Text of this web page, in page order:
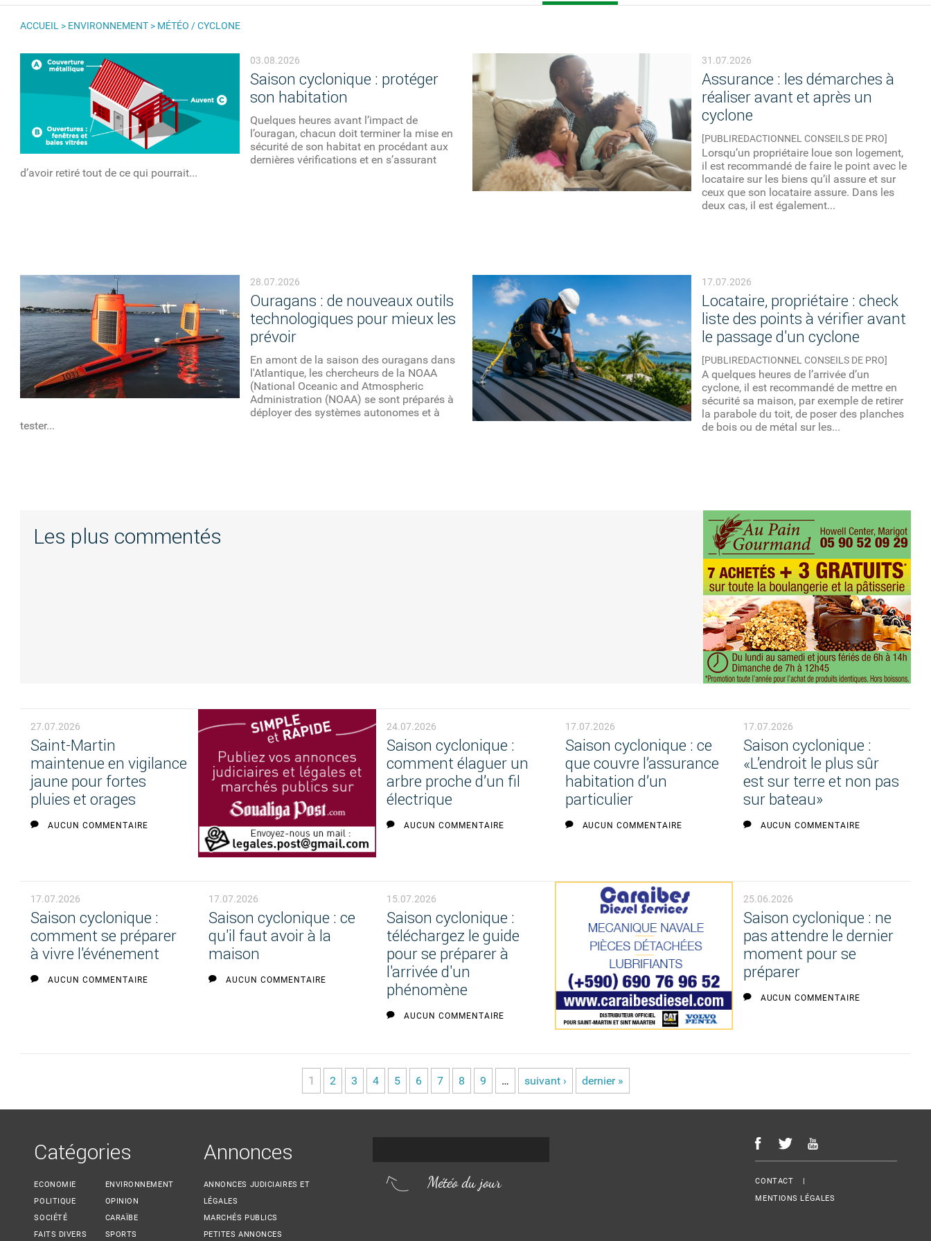
ACCUEIL > ENVIRONNEMENT > MÉTÉO / CYCLONE
03.08.2026
Saison cyclonique : protéger
son habitation
Quelques heures avant l’impact de
l’ouragan, chacun doit terminer la mise en
sécurité de son habitat en procédant aux
dernières vérifications et en s’assurant
d’avoir retiré tout de ce qui pourrait...
31.07.2026
Assurance : les démarches à
réaliser avant et après un
cyclone
[PUBLIREDACTIONNEL CONSEILS DE PRO]
Lorsqu’un propriétaire loue son logement,
il est recommandé de faire le point avec le
locataire sur les biens qu’il assure et sur
ceux que son locataire assure. Dans les
deux cas, il est également...
28.07.2026
Ouragans : de nouveaux outils
technologiques pour mieux les
prévoir
En amont de la saison des ouragans dans
l'Atlantique, les chercheurs de la NOAA
(National Oceanic and Atmospheric
Administration (NOAA) se sont préparés à
déployer des systèmes autonomes et à
tester...
17.07.2026
Locataire, propriétaire : check
liste des points à vérifier avant
le passage d'un cyclone
[PUBLIREDACTIONNEL CONSEILS DE PRO]
A quelques heures de l’arrivée d’un
cyclone, il est recommandé de mettre en
sécurité sa maison, par exemple de retirer
la parabole du toit, de poser des planches
de bois ou de métal sur les...
Les plus commentés
27.07.2026
Saint-Martin
maintenue en vigilance
jaune pour fortes
pluies et orages
AUCUN COMMENTAIRE
24.07.2026
Saison cyclonique :
comment élaguer un
arbre proche d’un fil
électrique
AUCUN COMMENTAIRE
17.07.2026
Saison cyclonique : ce
que couvre l’assurance
habitation d’un
particulier
AUCUN COMMENTAIRE
17.07.2026
Saison cyclonique :
«L’endroit le plus sûr
est sur terre et non pas
sur bateau»
AUCUN COMMENTAIRE
17.07.2026
Saison cyclonique :
comment se préparer
à vivre l'événement
AUCUN COMMENTAIRE
17.07.2026
Saison cyclonique : ce
qu'il faut avoir à la
maison
AUCUN COMMENTAIRE
15.07.2026
Saison cyclonique :
téléchargez le guide
pour se préparer à
l'arrivée d'un
phénomène
AUCUN COMMENTAIRE
25.06.2026
Saison cyclonique : ne
pas attendre le dernier
moment pour se
préparer
AUCUN COMMENTAIRE
1 2 3 4 5 6 7 8 9 … suivant › dernier »
Catégories
ECONOMIE
POLITIQUE
SOCIÉTÉ
FAITS DIVERS
ENVIRONNEMENT
OPINION
CARAÏBE
SPORTS
Annonces
ANNONCES JUDICIAIRES ET
LÉGALES
MARCHÉS PUBLICS
PETITES ANNONCES
Météo du jour Menu Footer
CONTACT
MENTIONS LÉGALES